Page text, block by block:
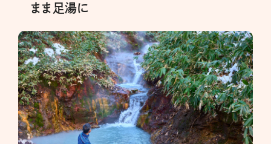
まま足湯に